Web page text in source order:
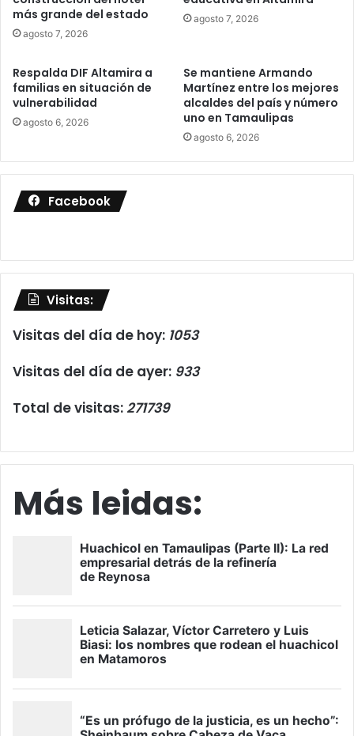
más grande del estado
agosto 7, 2026
agosto 7, 2026
Respalda DIF Altamira a
familias en situación de
vulnerabilidad
agosto 6, 2026
Se mantiene Armando
Martínez entre los mejores
alcaldes del país y número
uno en Tamaulipas
agosto 6, 2026
Facebook
Visitas:
Visitas del día de hoy: 1053
Visitas del día de ayer: 933
Total de visitas: 271739
Más leidas: